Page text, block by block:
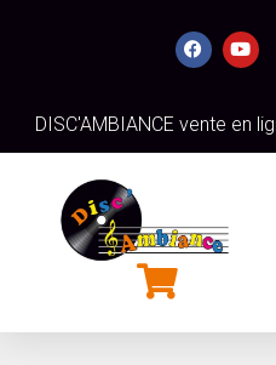
DISC'AMBIANCE vente en